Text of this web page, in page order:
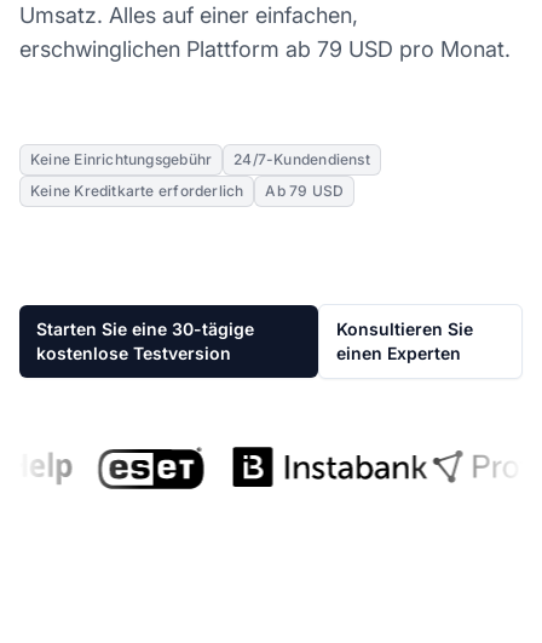
Umsatz. Alles auf einer einfachen,
erschwinglichen Plattform ab 79 USD pro Monat.
Keine Einrichtungsgebühr
24/7-Kundendienst
Keine Kreditkarte erforderlich
Ab 79 USD
Starten Sie eine 30-tägige
kostenlose Testversion
Konsultieren Sie
einen Experten